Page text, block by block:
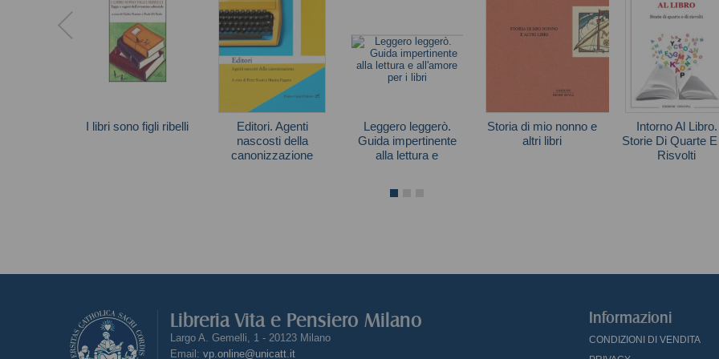
I libri sono figli ribelli
Editori. Agenti
nascosti della
canonizzazione
Leggero leggerò.
Guida impertinente
alla lettura e
Storia di mio nonno e
altri libri
Intorno Al Libro.
Storie Di Quarte
Risvolti
Libreria Vita e Pensiero Milano
Largo A. Gemelli, 1 - 20123 Milano
Email: vp.online@unicatt.it
Informazioni
CONDIZIONI DI VENDITA